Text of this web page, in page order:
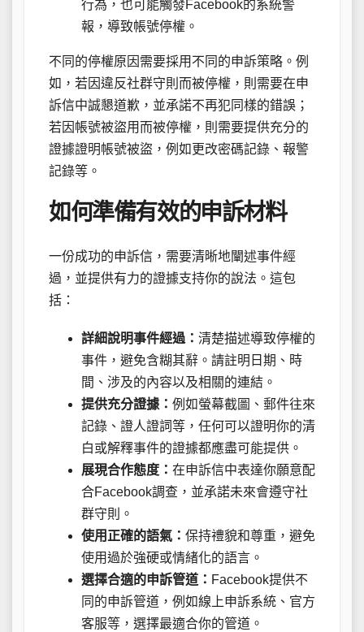
行為，也可能觸發Facebook的系統警
報，導致帳號停權。
不同的停權原因需要採用不同的申訴策略。例
如，若因違反社群守則而被停權，則需要在申
訴信中誠懇道歉，並承諾不再犯同樣的錯誤；
若因帳號被盜用而被停權，則需要提供充分的
證據證明帳號被盜，例如更改密碼記錄、報警
記錄等。
如何準備有效的申訴材料
一份成功的申訴信，需要清晰地闡述事件經
過，並提供有力的證據支持你的說法。這包
括：
詳細說明事件經過： 清楚描述導致停權的
事件，避免含糊其辭。請註明日期、時
間、涉及的內容以及相關的連結。
提供充分證據： 例如螢幕截圖、郵件往來
記錄、證人證詞等，任何可以證明你的清
白或解釋事件的證據都應盡可能提供。
展現合作態度： 在申訴信中表達你願意配
合Facebook調查，並承諾未來會遵守社
群守則。
使用正確的語氣： 保持禮貌和尊重，避免
使用過於強硬或情緒化的語言。
選擇合適的申訴管道： Facebook提供不
同的申訴管道，例如線上申訴系統、官方
客服等，選擇最適合你的管道。